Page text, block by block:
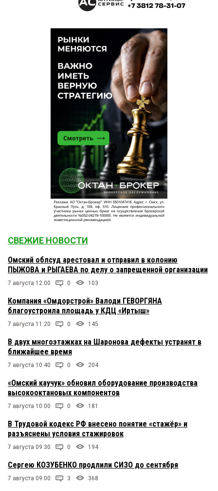
СВЕЖИЕ НОВОСТИ
Омский облсуд арестовал и отправил в колонию
ПЫЖОВА и РЫГАЕВА по делу о запрещенной организации
7 августа 12:00 0 103
Компания «Омдорстрой» Валоди ГЕВОРГЯНА
благоустроила площадь у КДЦ «Иртыш»
7 августа 11:20 0 145
В двух многоэтажках на Шаронова дефекты устранят в
ближайшее время
7 августа 10:40 0 204
«Омский каучук» обновил оборудование производства
высокооктановых компонентов
7 августа 10:00 0 181
В Трудовой кодекс РФ внесено понятие «стажёр» и
разъяснены условия стажировок
7 августа 09:30 0 194
Сергею КОЗУБЕНКО продлили СИЗО до сентября
7 августа 09:00 3 368